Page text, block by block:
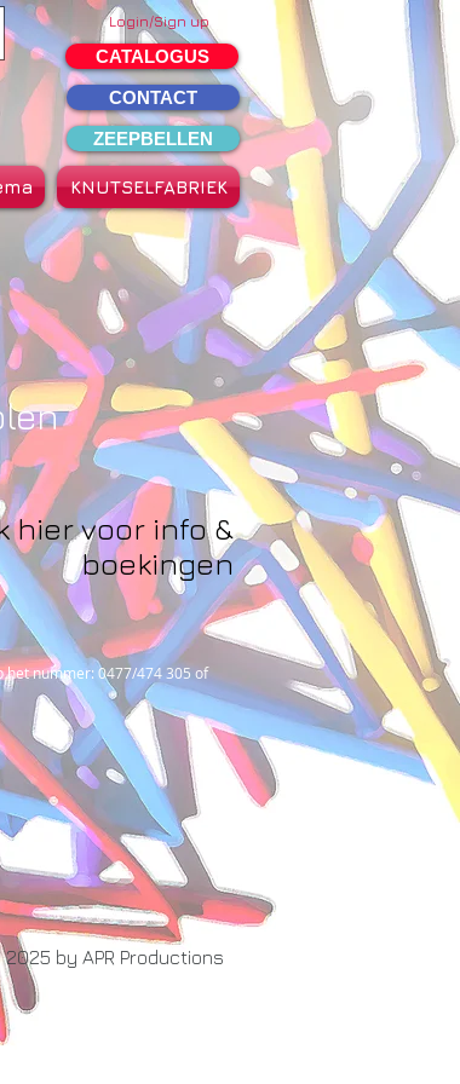
KNUTSELFABRIEK
Login/Sign up
CATALOGUS
ZEEPBELLEN
CONTACT
het nummer: 0477/474 305 of
hier voor info &
boekingen
2025 by APR Productions